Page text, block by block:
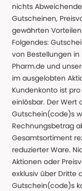
nichts
Gutscheinen,
gewährten
Folgendes:
von Bestellungen
Pharm.de und
im ausgelobten
Kundenkonto ist
einlösbar. Der Wert
Gutschein(code)s
Rechnungsbetrag
Gesamtsortiment
reduzierter Ware.
Aktionen oder
exklusiv über Dritte
Gutschein(code)s